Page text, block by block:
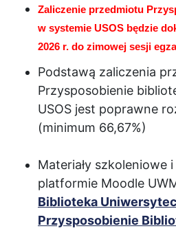
Zaliczenie przedmiotu
w systemie USOS będzie
2026 r. do zimowej sesji
Podstawą zaliczenia
Przysposobienie
USOS jest poprawne
(minimum 66,67%)
Materiały szkoleniowe
platformie Moodle
Biblioteka
Przysposobienie